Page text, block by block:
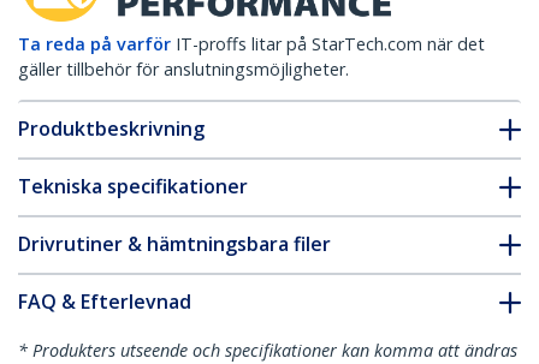
Ta reda på varför IT-proffs litar på StarTech.com när det
gäller tillbehör för anslutningsmöjligheter.
Produktbeskrivning
Tekniska specifikationer
Drivrutiner & hämtningsbara filer
FAQ & Efterlevnad
* Produkters utseende och specifikationer kan komma att ändras